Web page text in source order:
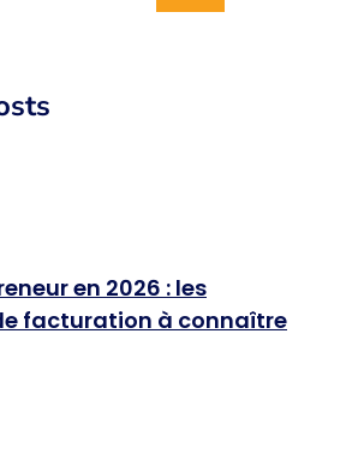
en 2026 : les
facturation à connaître